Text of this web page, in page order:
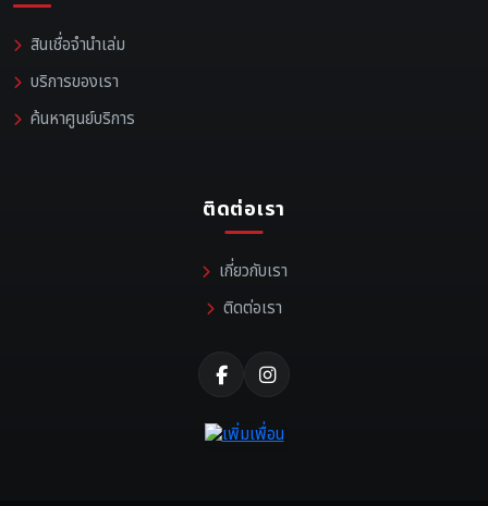
สินเชื่อจำนำเล่ม
บริการของเรา
ค้นหาศูนย์บริการ
ติดต่อเรา
เกี่ยวกับเรา
ติดต่อเรา